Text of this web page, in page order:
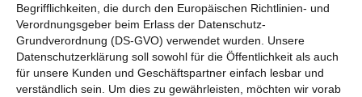
Begrifflichkeiten, die durch den Europäischen Richtlinien- und
Verordnungsgeber beim Erlass der Datenschutz-
Grundverordnung (DS-GVO) verwendet wurden. Unsere
Datenschutzerklärung soll sowohl für die Öffentlichkeit als auch
für unsere Kunden und Geschäftspartner einfach lesbar und
verständlich sein. Um dies zu gewährleisten, möchten wir vorab